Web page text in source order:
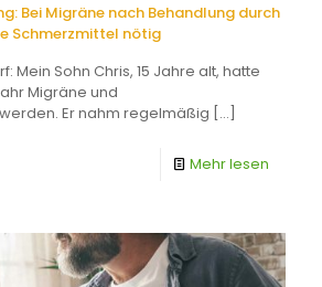
Bei Migräne nach Behandlung durch
Schmerzmittel nötig
Mein Sohn Chris, 15 Jahre alt, hatte
Migräne und
Er nahm regelmäßig […]
Mehr lesen